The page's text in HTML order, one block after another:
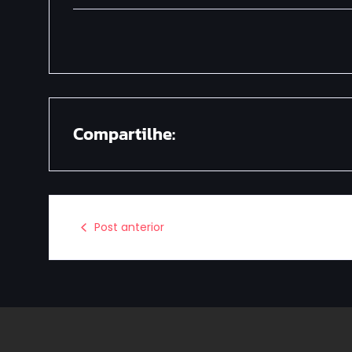
Compartilhe:
Post anterior